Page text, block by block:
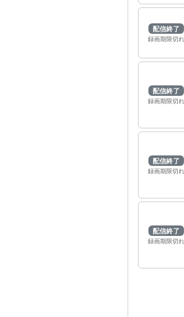
配信終了
録画期限切れ
配信終了
録画期限切れ
配信終了
録画期限切れ
配信終了
録画期限切れ